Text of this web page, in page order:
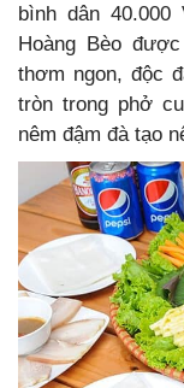
bình dân 40.000
Hoàng Bèo
thơm ngon, độc
tròn trong phở
nêm đậm đà tạo